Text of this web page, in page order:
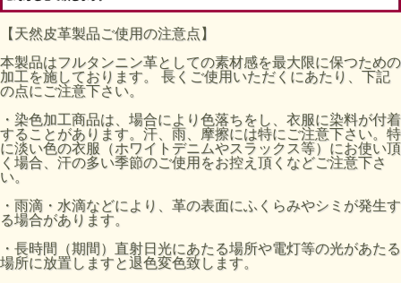
【天然皮革製品ご使用の注意点】
本製品はフルタンニン革としての素材感を最大限に保つための
加工を施しております。 長くご使用いただくにあたり、下記
の点にご注意下さい。
・染色加工商品は、場合により色落ちをし、衣服に染料が付着
することがあります。汗、雨、摩擦には特にご注意下さい。特
に淡い色の衣服（ホワイトデニムやスラックス等）にお使い頂
く場合、汗の多い季節のご使用をお控え頂くなどご注意下さ
い。
・雨滴・水滴などにより、革の表面にふくらみやシミが発生す
る場合があります。
・長時間（期間）直射日光にあたる場所や電灯等の光があたる
場所に放置しますと退色変色致します。